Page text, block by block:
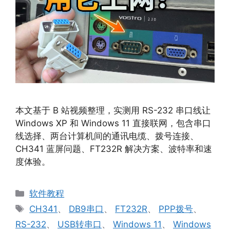
本文基于 B 站视频整理，实测用 RS-232 串口线让
Windows XP 和 Windows 11 直接联网，包含串口
线选择、两台计算机间的通讯电缆、拨号连接、
CH341 蓝屏问题、FT232R 解决方案、波特率和速
度体验。
分
类
软件教程
标
签
CH341 、 DB9串口 、 FT232R、 PPP拨号、
RS-232、 USB转串口 、 Windows 11 、 Windows